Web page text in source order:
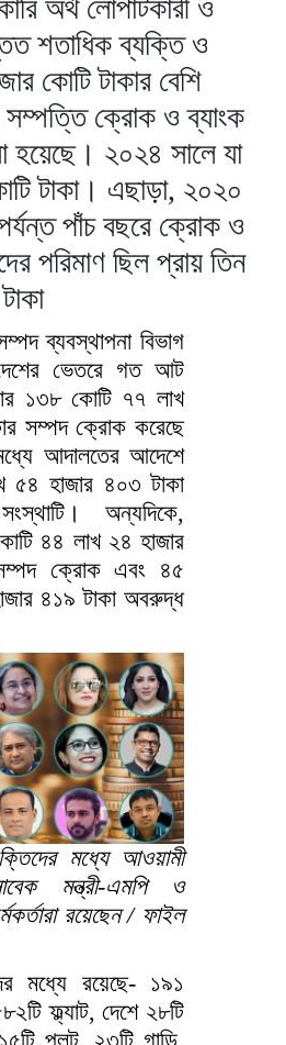
অর্থ লোপাটকারী ও
শতাধিক ব্যক্তি ও
কোটি টাকার বেশি
ক্রোক ও ব্যাংক
হয়েছে। ২০২৪ সালে যা
টাকা। এছাড়া, ২০২০
পাঁচ বছরে ক্রোক ও
পরিমাণ ছিল প্রায় তিন
ব্যবস্থাপনা বিভাগ
ভেতরে গত আট
১৩৮ কোটি ৭৭ লাখ
সম্পদ ক্রোক করেছে
আদালতের আদেশে
হাজার ৪০৩ টাকা
অন্যদিকে,
৪৪ লাখ ২৪ হাজার
ক্রোক এবং ৪৫
৪১৯ টাকা অবরুদ্ধ
মধ্যে আওয়ামী
মন্ত্রী-এমপি ও
রয়েছেন / ফাইল
মধ্যে রয়েছে- ১৯১
ফ্ল্যাট, দেশে ২৮টি